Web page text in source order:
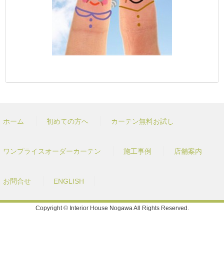
ホーム 初めての方へ カーテン無料お試し
ワンプライスオーダーカーテン 施工事例 店舗案内
お問合せ ENGLISH
Copyright © Interior House Nogawa All Rights Reserved.